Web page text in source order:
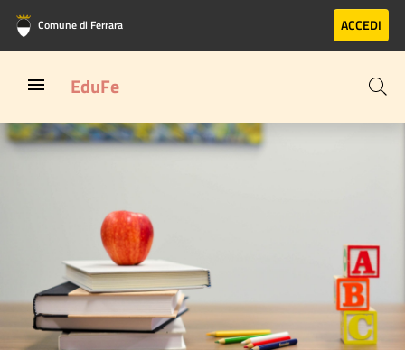
Vai al contenuto principale
Vai al footer
Comune di Ferrara ACCEDI
EduFe